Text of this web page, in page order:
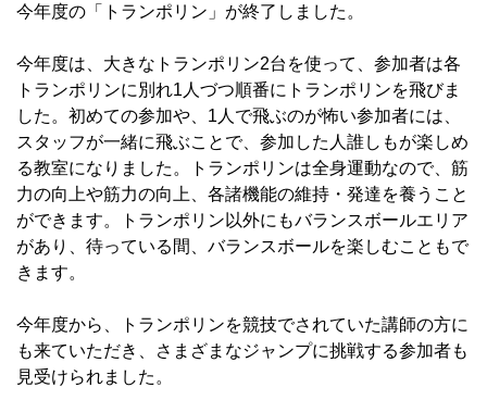
今年度の「トランポリン」が終了しました。
今年度は、大きなトランポリン2台を使って、参加者は各
トランポリンに別れ1人づつ順番にトランポリンを飛びま
した。初めての参加や、1人で飛ぶのが怖い参加者には、
スタッフが一緒に飛ぶことで、参加した人誰しもが楽しめ
る教室になりました。トランポリンは全身運動なので、筋
力の向上や筋力の向上、各諸機能の維持・発達を養うこと
ができます。トランポリン以外にもバランスボールエリア
があり、待っている間、バランスボールを楽しむこともで
きます。
今年度から、トランポリンを競技でされていた講師の方に
も来ていただき、さまざまなジャンプに挑戦する参加者も
見受けられました。